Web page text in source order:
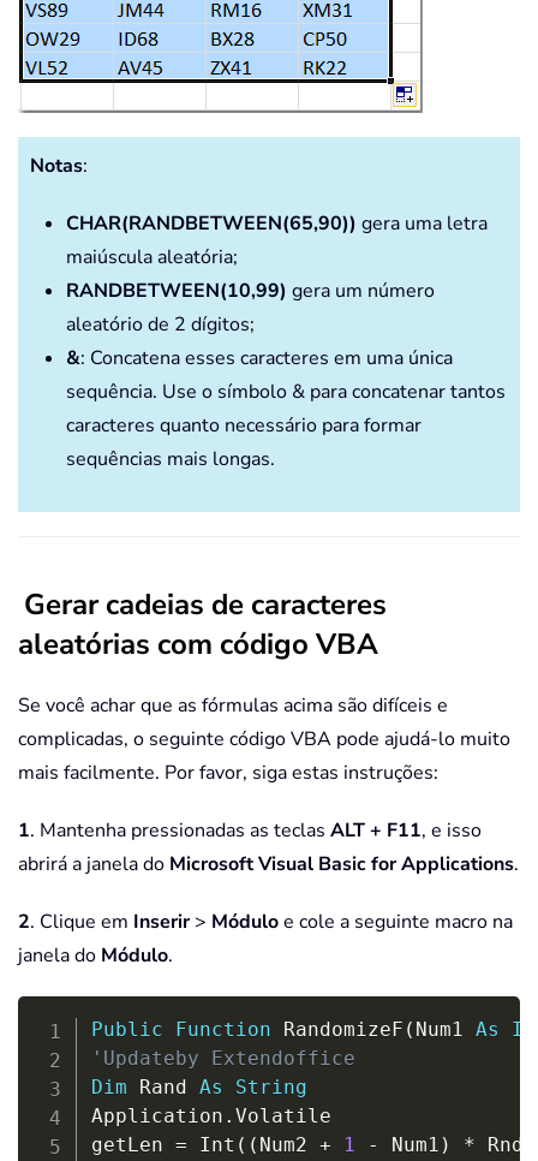
Notas:
CHAR(RANDBETWEEN(65,90)) gera uma letra
maiúscula aleatória;
RANDBETWEEN(10,99) gera um número
aleatório de 2 dígitos;
&: Concatena esses caracteres em uma única
sequência. Use o símbolo & para concatenar tantos
caracteres quanto necessário para formar
sequências mais longas.
Gerar cadeias de caracteres
aleatórias com código VBA
Se você achar que as fórmulas acima são difíceis e
complicadas, o seguinte código VBA pode ajudá-lo muito
mais facilmente. Por favor, siga estas instruções:
1. Mantenha pressionadas as teclas ALT + F11, e isso
abrirá a janela do Microsoft Visual Basic for Applications.
2. Clique em Inserir> Móduloe cole a seguinte macro na
janela do Módulo.
Public Function RandomizeF ( Num1 As
'Updateby Extendoffice
Dim Rand As
String
Application . Volatile
getLen = Int ( ( Num2 + 1 - Num1 ) * Rnd
Copy